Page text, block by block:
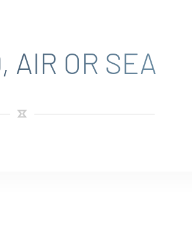
AIR OR SEA